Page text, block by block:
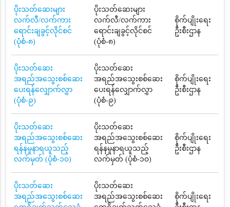
ပိုးသတ်ဆေးများ
လက်လီ/လက်ကား
ရောင်းချခွင့်လိုင်စင်
(ပုံစံ-၈)
ပိုးသတ်ဆေးများ
လက်လီ/လက်ကား
ရောင်းချခွင့်လိုင်စင်
(ပုံစံ-၈)
စိုက်ပျိုးရေး
ဦးစီးဌာန
ပိုးသတ်ဆေး
အရည်အသွေးစစ်ဆေး
ပေးရန်လျှောက်လွှာ
(ပုံစံ-၉)
ပိုးသတ်ဆေး
အရည်အသွေးစစ်ဆေး
ပေးရန်လျှောက်လွှာ
(ပုံစံ-၉)
စိုက်ပျိုးရေး
ဦးစီးဌာန
ပိုးသတ်ဆေး
အရည်အသွေးစစ်ဆေး
ရန်နမူနာရယူသည့်
လက်မှတ် (ပုံစံ-၁၀)
ပိုးသတ်ဆေး
အရည်အသွေးစစ်ဆေး
ရန်နမူနာရယူသည့်
လက်မှတ် (ပုံစံ-၁၀)
စိုက်ပျိုးရေး
ဦးစီးဌာန
ပိုးသတ်ဆေး
အရည်အသွေးစစ်ဆေး
ပိုးသတ်ဆေး
အရည်အသွေးစစ်ဆေး
စိုက်ပျိုးရေး